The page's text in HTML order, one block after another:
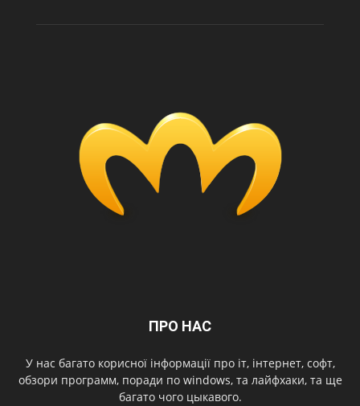
ПРО НАС
У нас багато корисної інформації про іт, інтернет, софт,
обзори программ, поради по windows, та лайфхаки, та ще
багато чого цыкавого.